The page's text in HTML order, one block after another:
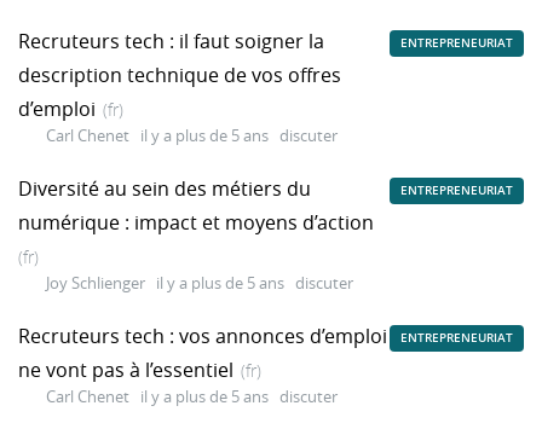
Recruteurs tech : il faut soigner la
description technique de vos offres
d’emploi (fr)
Carl Chenet il y a plus de 5 ans discuter
ENTREPRENEURIAT
Diversité au sein des métiers du
numérique : impact et moyens d’action
(fr)
Joy Schlienger il y a plus de 5 ans discuter
ENTREPRENEURIAT
Recruteurs tech : vos annonces d’emploi
ne vont pas à l’essentiel (fr)
Carl Chenet il y a plus de 5 ans discuter
ENTREPRENEURIAT